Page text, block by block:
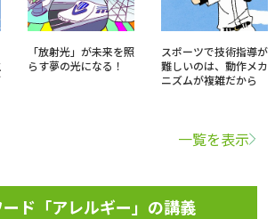
「放射光」が未来を照
らす夢の光になる！
スポーツで技術指導が
難しいのは、動作メカ
ニズムが複雑だから
一覧を表示
ド「アレルギー」の講義